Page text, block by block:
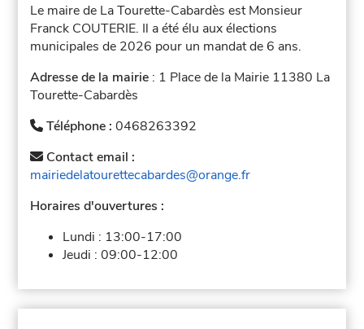
Le maire de La Tourette-Cabardès est Monsieur
Franck COUTERIE. Il a été élu aux élections
municipales de 2026 pour un mandat de 6 ans.
Adresse de la mairie : 1 Place de la Mairie 11380 La
Tourette-Cabardès
Téléphone :0468263392
Contact email :
mairiedelatourettecabardes@orange.fr
Horaires d'ouvertures :
Lundi : 13:00-17:00
Jeudi :09:00-12:00